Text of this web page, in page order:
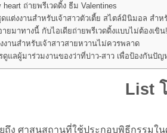
heart ถ่ายพรีเวดดิ้ง ธีม Valentines
ดแต่งงานสำหรับเจ้าสาวตัวเตี้ย สไตล์มินิมอล สำห
ยมาทางนี้ กับไอเดียถ่ายพรีเวดดิ้งแบบไม่ต้องเขิน!
งานสำหรับเจ้าสาวสายหวานไม่ควรพลาด
ดูแลผู้มาร่วมงานของว่าที่บ่าว-สาว เพื่อป้องกันปั
List
ถึง ศาสนสถานที่ใช้ประกอบพิธีกรรมใ